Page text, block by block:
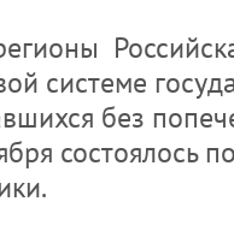
системе
без
состоялось